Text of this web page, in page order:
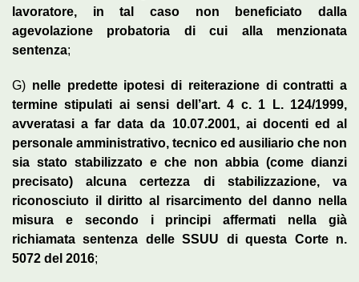
lavoratore, in tal caso non beneficiato dalla
agevolazione probatoria di cui alla menzionata
sentenza;
G) nelle predette ipotesi di reiterazione di contratti a
termine stipulati ai sensi dell’art. 4 c. 1 L. 124/1999,
avveratasi a far data da 10.07.2001, ai docenti ed al
personale amministrativo, tecnico ed ausiliario che non
sia stato stabilizzato e che non abbia (come dianzi
precisato) alcuna certezza di stabilizzazione, va
riconosciuto il diritto al risarcimento del danno nella
misura e secondo i principi affermati nella già
richiamata sentenza delle SSUU di questa Corte n.
5072 del 2016;